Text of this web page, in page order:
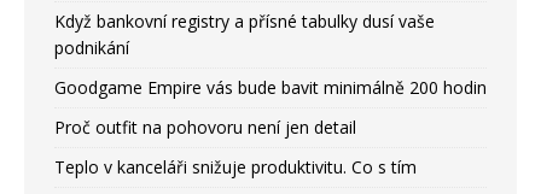
Když bankovní registry a přísné tabulky dusí vaše
podnikání
Goodgame Empire vás bude bavit minimálně 200 hodin
Proč outfit na pohovoru není jen detail
Teplo v kanceláři snižuje produktivitu. Co s tím